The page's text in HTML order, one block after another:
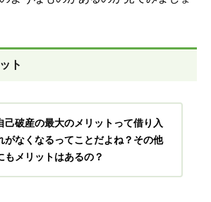
ト
己破産の最大のメリットって借り入
がなくなるってことだよね？その他
もメリットはあるの？